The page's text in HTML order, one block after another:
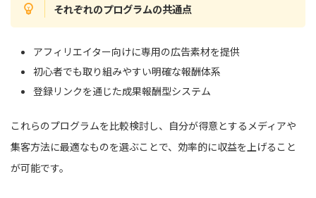
それぞれのプログラムの共通点
アフィリエイター向けに専用の広告素材を提供
初心者でも取り組みやすい明確な報酬体系
登録リンクを通じた成果報酬型システム
これらのプログラムを比較検討し、自分が得意とするメディアや
集客方法に最適なものを選ぶことで、効率的に収益を上げること
が可能です。